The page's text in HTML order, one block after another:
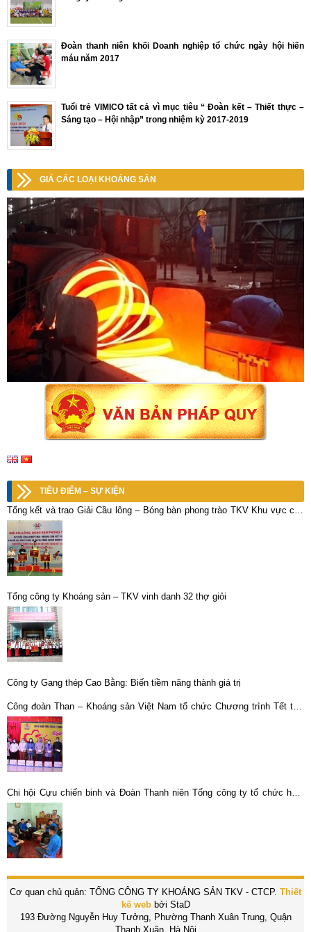
Đoàn thanh niên khối Doanh nghiệp tổ chức ngày hội hiến
máu năm 2017
Tuổi trẻ VIMICO tất cả vì mục tiêu “ Đoàn kết – Thiết thực –
Sáng tạo – Hội nhập” trong nhiệm kỳ 2017-2019
GIÁ CÁC LOẠI KHOÁNG SẢN
TIÊU ĐIỂM – SỰ KIỆN
Tổng kết và trao Giải Cầu lông – Bóng bàn phong trào TKV Khu vực các
đơn vị vùng Hà Nội và ngoài Quảng Ninh năm 2026
Tổng công ty Khoáng sản – TKV vinh danh 32 thợ giỏi
Công ty Gang thép Cao Bằng: Biến tiềm năng thành giá trị
Công đoàn Than – Khoáng sản Việt Nam tổ chức Chương trình Tết thợ
mỏ năm 2021
Chi hội Cựu chiến binh và Đoàn Thanh niên Tổng công ty tổ chức hoạt
động tri ân các Anh hùng liệt sĩ
Cơ quan chủ quản: TỔNG CÔNG TY KHOÁNG SẢN TKV - CTCP. Thiết
kế webbởi StaD
193 Đường Nguyễn Huy Tưởng, Phường Thanh Xuân Trung, Quận
Thanh Xuân, Hà Nội